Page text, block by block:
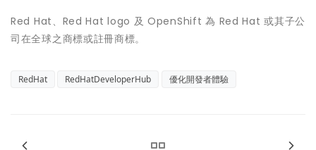
Red Hat、Red Hat logo 及 OpenShift 為 Red Hat 或其子公
司在全球之商標或註冊商標。
RedHat RedHatDeveloperHub 優化開發者體驗